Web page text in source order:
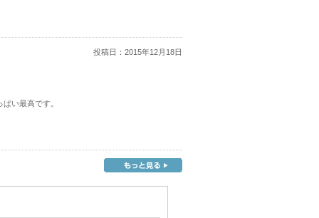
投稿日： 2015年12月18日
い最高です。